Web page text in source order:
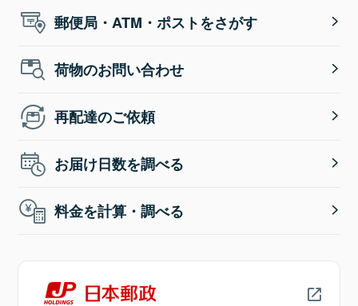
郵便局・ATM・ポストをさがす
荷物のお問い合わせ
再配達のご依頼
お届け日数を調べる
料金を計算・調べる